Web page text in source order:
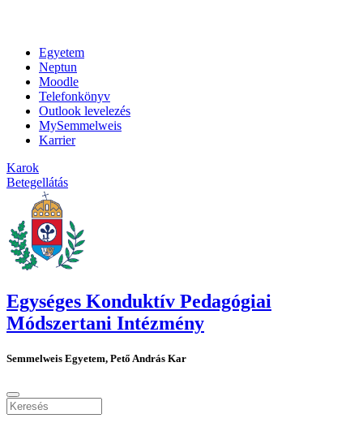
Egyetem
Neptun
Moodle
Telefonkönyv
Outlook levelezés
MySemmelweis
Karrier
Karok
Betegellátás
Egységes Konduktív Pedagógiai
Módszertani Intézmény
Semmelweis Egyetem, Pető András Kar